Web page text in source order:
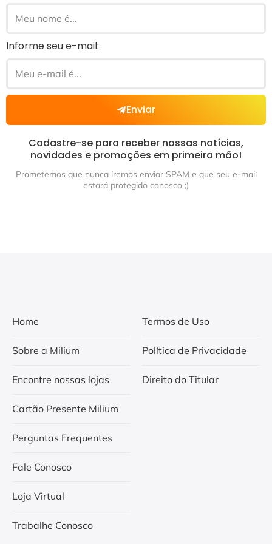
Informe seu e-mail:
Enviar
Cadastre-se para receber nossas notícias,
novidades e promoções em primeira mão!
Prometemos que nunca iremos enviar SPAM e que seu e-mail
estará protegido conosco ;)
Home
Sobre a Milium
Encontre nossas lojas
Cartão Presente Milium
Perguntas Frequentes
Fale Conosco
Loja Virtual
Trabalhe Conosco
Termos de Uso
Política de Privacidade
Direito do Titular